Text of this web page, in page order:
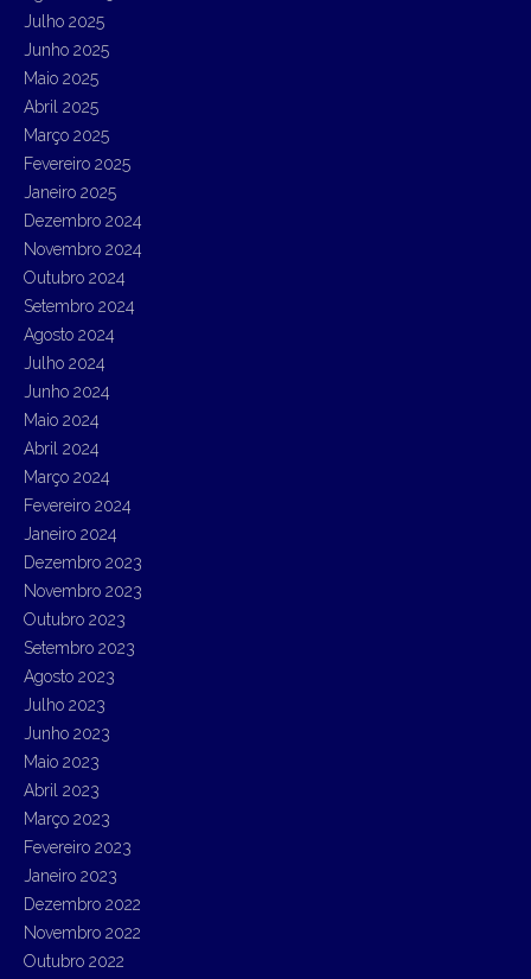
Julho 2025
Junho 2025
Maio 2025
Abril 2025
Março 2025
Fevereiro 2025
Janeiro 2025
Dezembro 2024
Novembro 2024
Outubro 2024
Setembro 2024
Agosto 2024
Julho 2024
Junho 2024
Maio 2024
Abril 2024
Março 2024
Fevereiro 2024
Janeiro 2024
Dezembro 2023
Novembro 2023
Outubro 2023
Setembro 2023
Agosto 2023
Julho 2023
Junho 2023
Maio 2023
Abril 2023
Março 2023
Fevereiro 2023
Janeiro 2023
Dezembro 2022
Novembro 2022
Outubro 2022